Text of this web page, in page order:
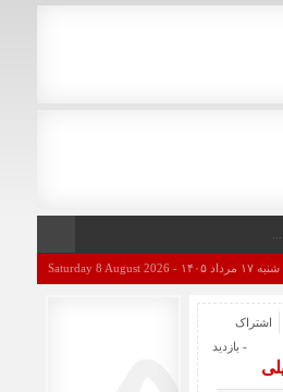
شنبه ۱۷ مرداد ۱۴۰۵ - Saturday 8 August 2026
اشتراک
- بازدید